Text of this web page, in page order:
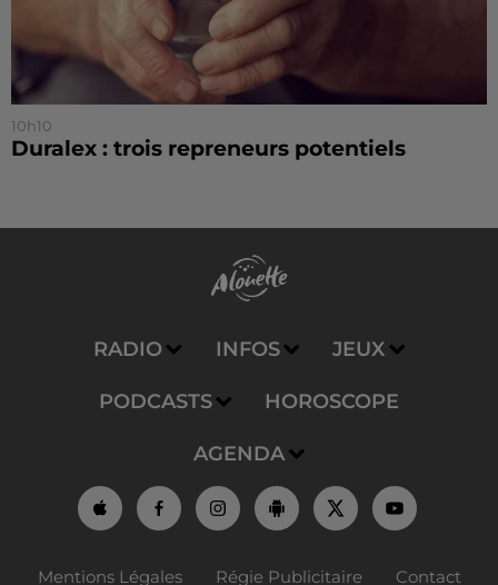
10h10
Duralex : trois repreneurs potentiels
RADIO INFOS JEUX
PODCASTS HOROSCOPE
AGENDA
Mentions Légales Régie Publicitaire Contact